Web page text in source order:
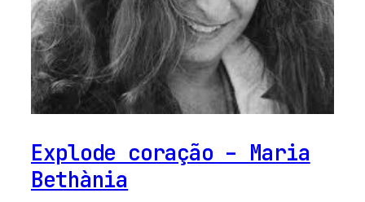
Explode coração – Maria
Bethània